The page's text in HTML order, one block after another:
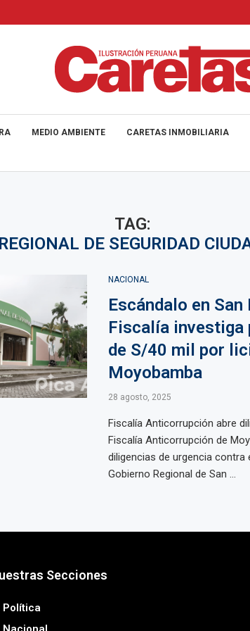
MEDIO AMBIENTE CARETAS INMOBILIARIA
TAG:
DE SEGURIDAD
NACIONAL
Escándalo en
Fiscalía investiga
de S/40 mil por
Moyobamba
28 agosto, 2025
Fiscalía Anticorrupción abre
Fiscalía Anticorrupción de
diligencias de urgencia contra
Gobierno Regional de San ...
Secciones
Política